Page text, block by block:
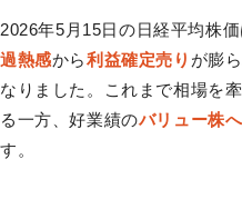
2026年5月15日の日経平均株
過熱感から利益確定売り が膨ら
なりました。これまで相場を
る一方、好業績のバリュー株
す。